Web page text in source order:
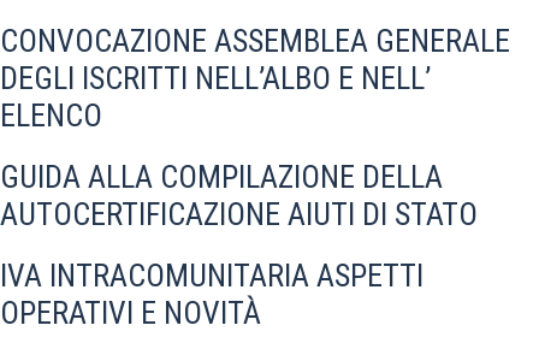
CONVOCAZIONE ASSEMBLEA GENERALE
DEGLI ISCRITTI NELL’ALBO E NELL’
ELENCO
GUIDA ALLA COMPILAZIONE DELLA
AUTOCERTIFICAZIONE AIUTI DI STATO
IVA INTRACOMUNITARIA ASPETTI
OPERATIVI E NOVITÀ